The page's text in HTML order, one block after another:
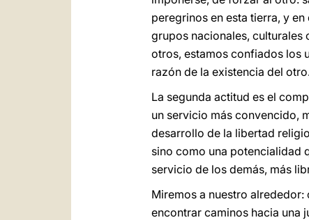
peregrinos en esta tierra, y
grupos nacionales, culturales
otros, estamos confiados los
razón de la existencia del
La segunda actitud es el
un servicio más convencido,
desarrollo de la libertad
sino como una potencialidad
servicio de los demás, más
Miremos a nuestro alrededor:
encontrar caminos hacia una